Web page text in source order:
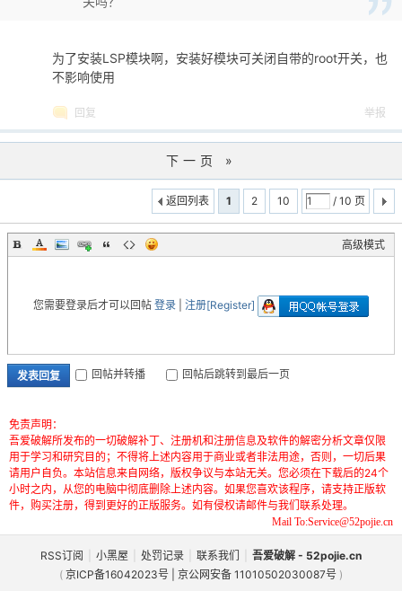
为了安装LSP模块啊，安装好模块可关闭自带的root开关，也
不影响使用
回复 举报
下一页 »
1 2 10 / 10 页
返回列表
高级模式
您需要登录后才可以回帖 登录 注册[Register]
发表回复 回帖并转播 回帖后跳转到最后一页
免责声明：
吾爱破解所发布的一切破解补丁、注册机和注册信息及软件的解密分析文章仅限
用于学习和研究目的；不得将上述内容用于商业或者非法用途，否则，一切后果
请用户自负。本站信息来自网络，版权争议与本站无关。您必须在下载后的24个
小时之内，从您的电脑中彻底删除上述内容。如果您喜欢该程序，请支持正版软
件，购买注册，得到更好的正版服务。如有侵权请邮件与我们联系处理。
Mail To:Service@52pojie.cn
RSS订阅 小黑屋 处罚记录 联系我们
吾爱破解 - 52pojie.cn
( 京ICP备16042023号 | 京公网安备 11010502030087号 )